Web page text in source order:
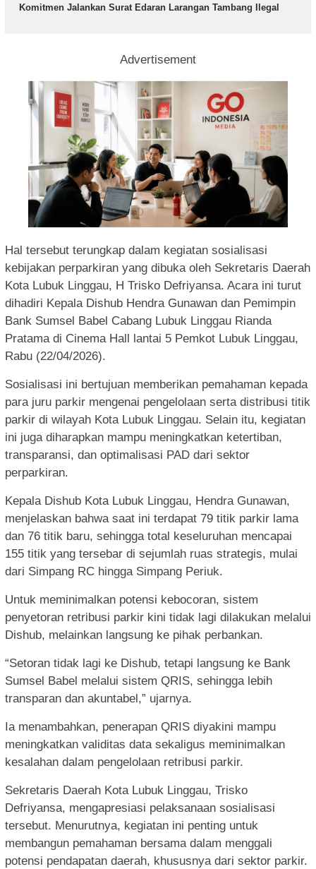
Komitmen Jalankan Surat Edaran Larangan Tambang Ilegal
Advertisement
Hal tersebut terungkap dalam kegiatan sosialisasi
kebijakan perparkiran yang dibuka oleh Sekretaris Daerah
Kota Lubuk Linggau, H Trisko Defriyansa. Acara ini turut
dihadiri Kepala Dishub Hendra Gunawan dan Pemimpin
Bank Sumsel Babel Cabang Lubuk Linggau Rianda
Pratama di Cinema Hall lantai 5 Pemkot Lubuk Linggau,
Rabu (22/04/2026).
Sosialisasi ini bertujuan memberikan pemahaman kepada
para juru parkir mengenai pengelolaan serta distribusi titik
parkir di wilayah Kota Lubuk Linggau. Selain itu, kegiatan
ini juga diharapkan mampu meningkatkan ketertiban,
transparansi, dan optimalisasi PAD dari sektor
perparkiran.
Kepala Dishub Kota Lubuk Linggau, Hendra Gunawan,
menjelaskan bahwa saat ini terdapat 79 titik parkir lama
dan 76 titik baru, sehingga total keseluruhan mencapai
155 titik yang tersebar di sejumlah ruas strategis, mulai
dari Simpang RC hingga Simpang Periuk.
Untuk meminimalkan potensi kebocoran, sistem
penyetoran retribusi parkir kini tidak lagi dilakukan melalui
Dishub, melainkan langsung ke pihak perbankan.
“Setoran tidak lagi ke Dishub, tetapi langsung ke Bank
Sumsel Babel melalui sistem QRIS, sehingga lebih
transparan dan akuntabel,” ujarnya.
Ia menambahkan, penerapan QRIS diyakini mampu
meningkatkan validitas data sekaligus meminimalkan
kesalahan dalam pengelolaan retribusi parkir.
Sekretaris Daerah Kota Lubuk Linggau, Trisko
Defriyansa, mengapresiasi pelaksanaan sosialisasi
tersebut. Menurutnya, kegiatan ini penting untuk
membangun pemahaman bersama dalam menggali
potensi pendapatan daerah, khususnya dari sektor parkir.